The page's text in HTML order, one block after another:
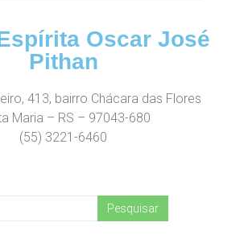
Oscar José
Pithan
413, bairro Chácara das Flores
Maria – RS – 97043-680
(55) 3221-6460​